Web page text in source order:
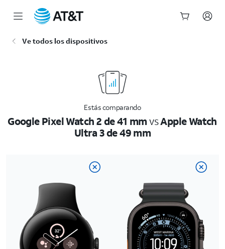
Ve todos los dispositivos
Estás comparando
Google Pixel Watch 2 de 41 mmvsApple Watch
Ultra 3 de 49 mm